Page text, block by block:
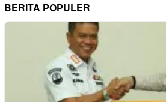
BERITA POPULER